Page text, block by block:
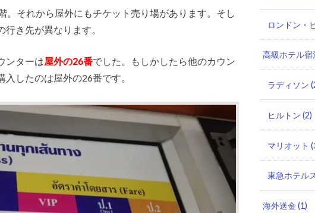
それから屋外にもチケット売り場があります。そし
き先が異なります。
ンターは屋外の26番でした。もしかしたら他のカウン
したのは屋外の26番です。
ロンドン・
高級ホテル
ラディソン
ヒルトン (2)
マリオット
東急ホテル
海外送金(1)